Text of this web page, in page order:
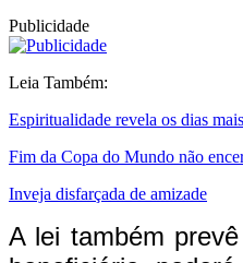
Publicidade
Leia Também:
Espiritualidade revela os dias
Fim da Copa do Mundo não
Inveja disfarçada de amizade
A lei também